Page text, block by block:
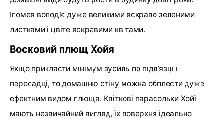
Іпомея володіє дуже великими яскраво зеленими
листками і цвіте яскравими квітами.
Восковий плющ Хойя
Якщо прикласти мінімум зусиль по підв’язці і
пересадці, то домашню стіну можна обплести дуже
ефектним видом плюща. Квіткові парасольки Хойї
мають незвичайний вигляд, їх поверхня ідеально